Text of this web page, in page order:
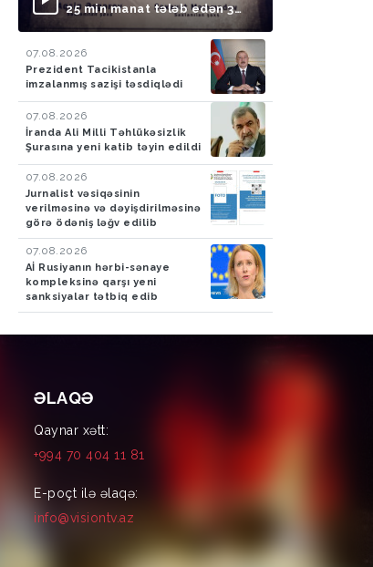
25 min manat tələb edən 3
nəfər saxlanılıb
07.08.2026
Prezident Tacikistanla
imzalanmış sazişi təsdiqlədi
07.08.2026
İranda Ali Milli Təhlükəsizlik
Şurasına yeni katib təyin edildi
07.08.2026
Jurnalist vəsiqəsinin
verilməsinə və dəyişdirilməsinə
görə ödəniş ləğv edilib
07.08.2026
Aİ Rusiyanın hərbi-sənaye
kompleksinə qarşı yeni
sanksiyalar tətbiq edib
ƏLAQƏ
Qaynar xətt:
+994 70 404 11 81
E-poçt ilə əlaqə:
info@visiontv.az